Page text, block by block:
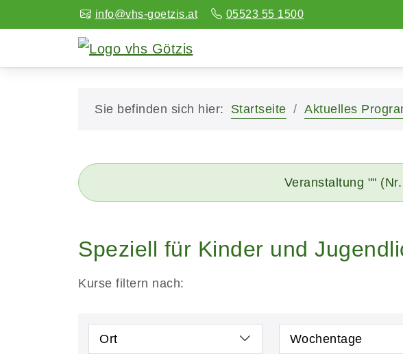
info@vhs-goetzis.at 05523 55 1500
Sie befinden sich hier: Startseite Aktuelles
Veranstaltung ""
Speziell für Kinder und
Kurse filtern nach:
Ort Wochentage